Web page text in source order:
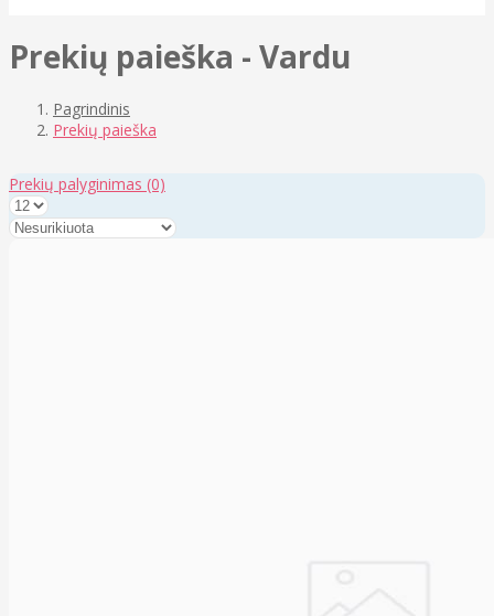
Prekių paieška - Vardu
Pagrindinis
Prekių paieška
Prekių palyginimas (0)